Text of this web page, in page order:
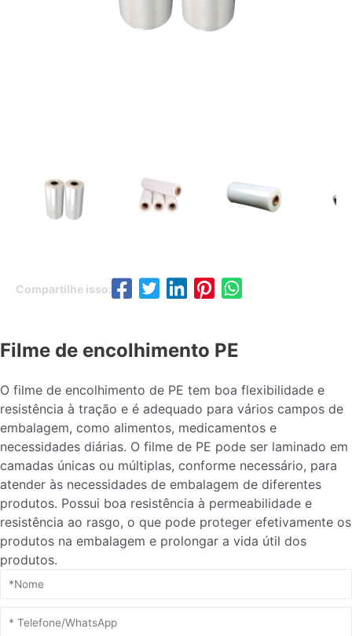
Compartilhe isso:
Filme de encolhimento PE
O filme de encolhimento de PE tem boa flexibilidade e
resistência à tração e é adequado para vários campos de
embalagem, como alimentos, medicamentos e
necessidades diárias. O filme de PE pode ser laminado em
camadas únicas ou múltiplas, conforme necessário, para
atender às necessidades de embalagem de diferentes
produtos. Possui boa resistência à permeabilidade e
resistência ao rasgo, o que pode proteger efetivamente os
produtos na embalagem e prolongar a vida útil dos
produtos.